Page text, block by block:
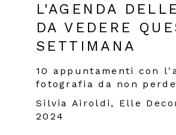
L'AGENDA
DA VEDERE
SETTIMANA
10 appuntamenti con
fotografia da non
Silvia Airoldi, Elle
2024